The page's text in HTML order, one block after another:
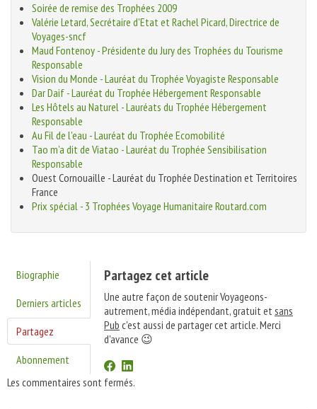
Soirée de remise des Trophées 2009
Valérie Letard, Secrétaire d'Etat et Rachel Picard, Directrice de
Voyages-sncf
Maud Fontenoy - Présidente du Jury des Trophées du Tourisme
Responsable
Vision du Monde - Lauréat du Trophée Voyagiste Responsable
Dar Daif - Lauréat du Trophée Hébergement Responsable
Les Hôtels au Naturel - Lauréats du Trophée Hébergement
Responsable
Au Fil de l'eau - Lauréat du Trophée Ecomobilité
Tao m'a dit de Viatao - Lauréat du Trophée Sensibilisation
Responsable
Ouest Cornouaille - Lauréat du Trophée Destination et Territoires
France
Prix spécial - 3 Trophées Voyage Humanitaire Routard.com
Biographie
Derniers articles
Partagez
Abonnement
Partagez cet article
Une autre façon de soutenir Voyageons-
autrement, média indépendant, gratuit etsans
Pub c'est aussi de partager cet article. Merci
d'avance 😉
Les commentaires sont fermés.